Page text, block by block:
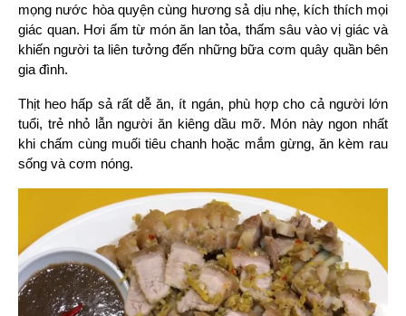
mọng nước hòa quyện cùng hương sả dịu nhẹ, kích thích mọi
giác quan. Hơi ấm từ món ăn lan tỏa, thấm sâu vào vị giác và
khiến người ta liên tưởng đến những bữa cơm quây quần bên
gia đình.
Thịt heo hấp sả rất dễ ăn, ít ngán, phù hợp cho cả người lớn
tuổi, trẻ nhỏ lẫn người ăn kiêng dầu mỡ. Món này ngon nhất
khi chấm cùng muối tiêu chanh hoặc mắm gừng, ăn kèm rau
sống và cơm nóng.